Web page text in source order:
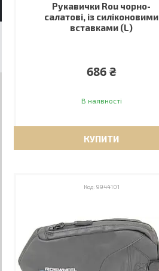
Рукавички Rou чорно-
салатові, із силіконовими
вставками (L)
686 ₴
В наявності
КУПИТИ
9944101